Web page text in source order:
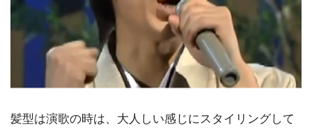
髪型は演歌の時は、大人しい感じにスタイリングして